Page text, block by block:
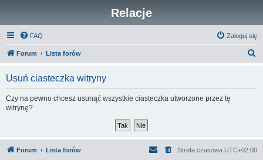
Relacje
FAQ Zaloguj się
Forum Lista forów
Usuń ciasteczka witryny
Czy na pewno chcesz usunąć wszystkie ciasteczka utworzone przez tę
witrynę?
Forum Lista forów Strefa czasowa UTC+02:00